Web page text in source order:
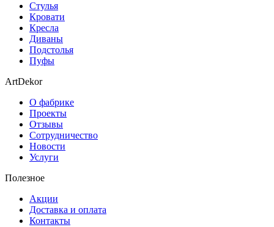
Стулья
Кровати
Кресла
Диваны
Подстолья
Пуфы
ArtDekor
О фабрике
Проекты
Отзывы
Сотрудничество
Новости
Услуги
Полезное
Акции
Доставка и оплата
Контакты